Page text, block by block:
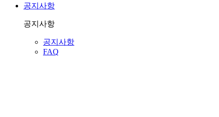
공지사항
공지사항
공지사항
FAQ